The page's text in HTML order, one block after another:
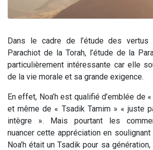
Dans le cadre de l’étude des vertus
Parachiot de la Torah, l’étude de la
particulièrement intéressante car elle
de la vie morale et sa grande exigence.
En effet, Noa’h est qualifié d’emblée de
et même de « Tsadik Tamim » « juste
intègre ». Mais pourtant les
nuancer cette appréciation en
Noa’h était un Tsadik pour sa